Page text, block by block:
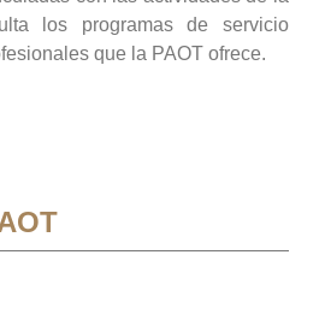
los programas de servicio
que la PAOT ofrece.